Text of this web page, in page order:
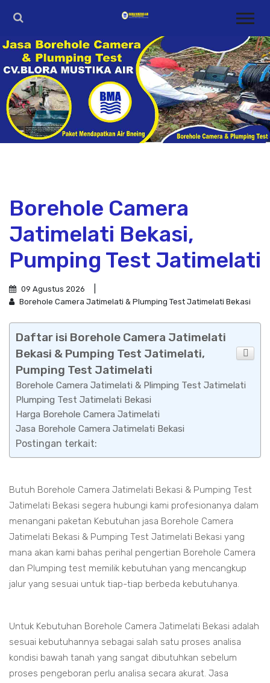
Borehole Camera
Jatimelati Bekasi,
Pumping Test Jatimelati
09 Agustus 2026
Borehole Camera Jatimelati & Plumping Test Jatimelati Bekasi
Daftar isi Borehole Camera Jatimelati
Bekasi & Pumping Test Jatimelati,
Pumping Test Jatimelati
Borehole Camera Jatimelati & Plimping Test Jatimelati
Plumping Test Jatimelati Bekasi
Harga Borehole Camera Jatimelati
Jasa Borehole Camera Jatimelati Bekasi
Postingan terkait:
Butuh Borehole Camera Jatimelati Bekasi & Pumping Test
Jatimelati Bekasi segera hubungi kami profesionanya dalam
menangani paketan Kebutuhan jasa Borehole Camera
Jatimelati Bekasi & Pumping Test Jatimelati Bekasi yang
mana akan kami bahas perihal pengertian Borehole Camera
dan Plumping test memilik kebutuhan yang mencangkup
jalur yang sesuai untuk tiap-tiap berbeda kebutuhanya.
Untuk Kebutuhan Borehole Camera Jatimelati Bekasi adalah
sesuai kebutuhannya sebagai salah satu proses analisa
kondisi bawah tanah yang sangat dibutuhkan sebelum
proses pengeboran perlu analisa secara akurat. Jasa